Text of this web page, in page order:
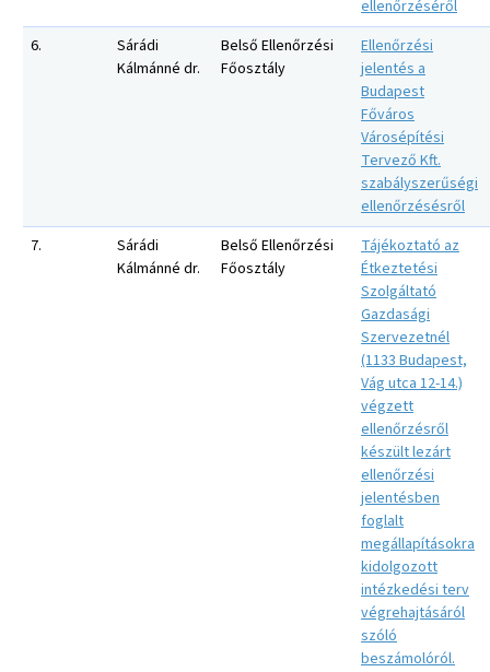
ellenőrzéséről
6.
Sárádi
Kálmánné dr.
Belső Ellenőrzési
Főosztály
Ellenőrzési
jelentés a
Budapest
Főváros
Városépítési
Tervező Kft.
szabályszerűségi
ellenőrzésésről
7.
Sárádi
Kálmánné dr.
Belső Ellenőrzési
Főosztály
Tájékoztató az
Étkeztetési
Szolgáltató
Gazdasági
Szervezetnél
(1133 Budapest,
Vág utca 12-14.)
végzett
ellenőrzésről
készült lezárt
ellenőrzési
jelentésben
foglalt
megállapításokra
kidolgozott
intézkedési terv
végrehajtásáról
szóló
beszámolóról.